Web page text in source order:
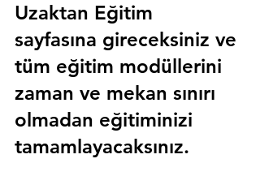
Uzaktan Eğitim
sayfasına gireceksiniz ve
tüm eğitim modüllerini
zaman ve mekan sınırı
olmadan eğitiminizi
tamamlayacaksınız.